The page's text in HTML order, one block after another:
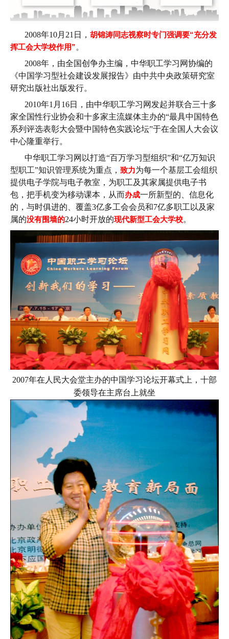
2008年10月21日， 胡锦涛同志视察时专门强调要“充分发
挥工会大学校作用”。
2008年，由全国创争办主编，中华职工学习网协编的
《中国学习型社会建设发展报告》由中共中央政策研究室
研究出版社出版发行。
2010年1月16日，由中华职工学习网发起并联合三十多
家全国性行业协会和十多家主流媒体主办的“最具中国特色
系列评选表彰大会暨中国特色实践论坛”于在全国人大会议
中心隆重举行。
中华职工学习网以打造“百万学习型组织”和“亿万知识
型职工”知识管理系统为重点， 致力为每一个基层工会组织
提供电子学院与电子教室，为职工及其家属提供电子书
包，把手机变为移动课本，从而办成一所新型的、信息化
的，与时俱进的、覆盖3亿多工会会员和7亿多职工以及家
属的没有围墙的24小时开放的现代新型工会大学校。
2007年在人民大会堂主办的中国学习论坛开幕式上，十部
委领导在主席台上就坐